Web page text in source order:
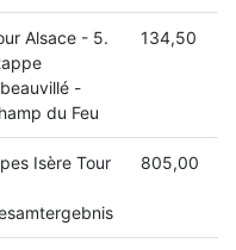
Alsace - 5.
-
du Feu
134,50
Isère Tour
805,00